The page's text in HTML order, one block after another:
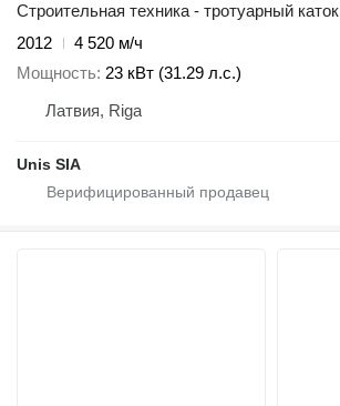
Строительная техника - тротуарный каток
2012
4 520 м/ч
Мощность 23 кВт (31.29 л.с.)
Латвия, Riga
Unis SIA